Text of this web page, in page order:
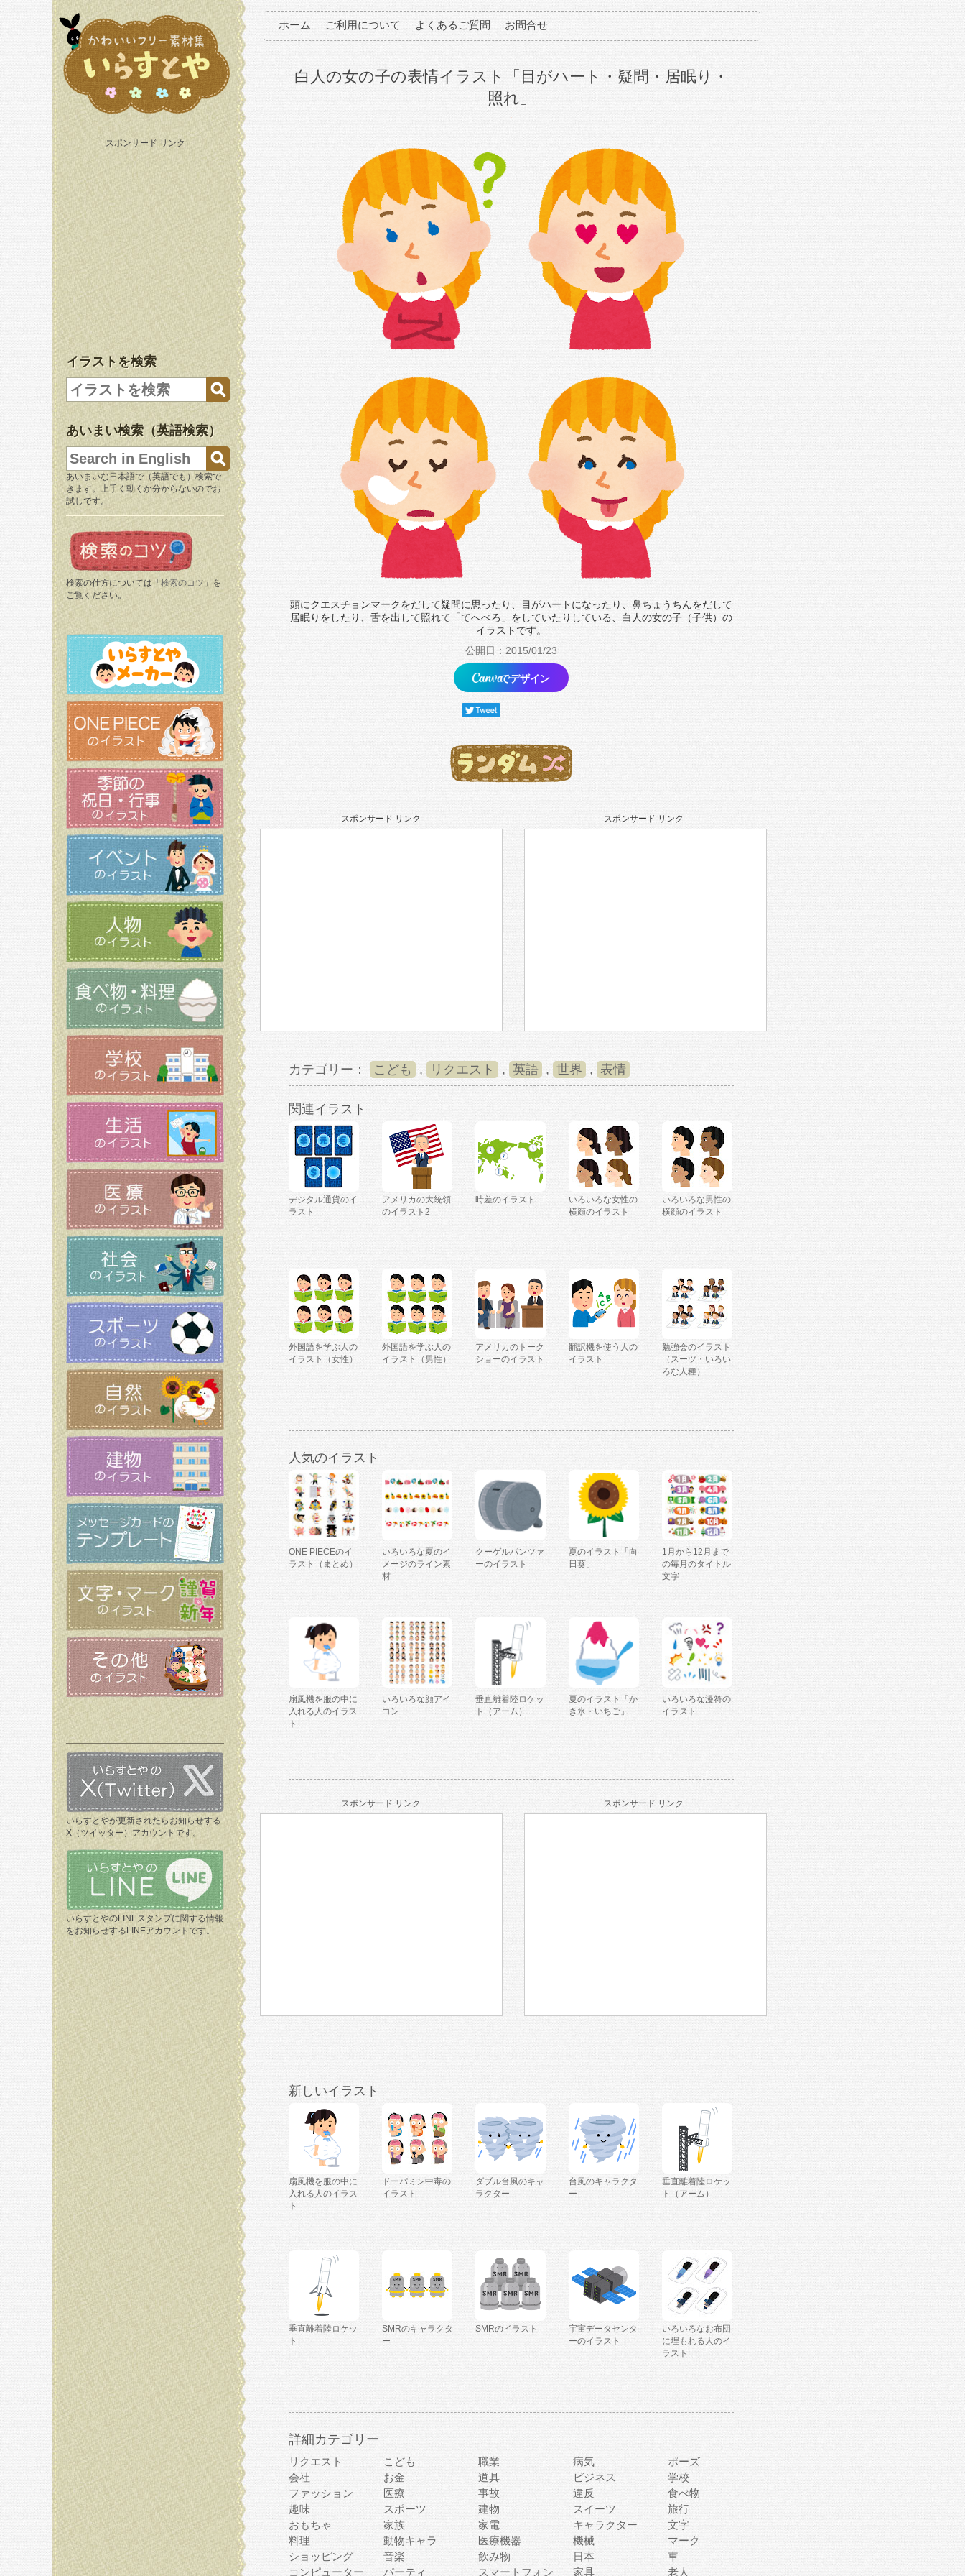
スポンサード リンク
イラストを検索
あいまい検索（英語検索）
あいまいな日本語で（英語でも）検索で
きます。上手く動くか分からないのでお
試しです。
検索の仕方については「 検索のコツ 」を
ご覧ください。
いらすとやが更新されたらお知らせする
X（ツイッター）アカウントです。
いらすとやのLINEスタンプに関する情報
をお知らせするLINEアカウントです。
ホーム ご利用について よくあるご質問 お問合せ
白人の女の子の表情イラスト「目がハート・疑問・居眠り・
照れ」
頭にクエスチョンマークをだして疑問に思ったり、目がハートになったり、鼻ちょうちんをだして
居眠りをしたり、舌を出して照れて「てへぺろ」をしていたりしている、白人の女の子（子供）の
イラストです。
公開日：2015/01/23
でデザイン
スポンサード リンク スポンサード リンク
カテゴリー： こども , リクエスト , 英語 , 世界 , 表情
関連イラスト
デジタル通貨のイ
ラスト
アメリカの大統領
のイラスト2
時差のイラスト
いろいろな女性の
横顔のイラスト
いろいろな男性の
横顔のイラスト
外国語を学ぶ人の
イラスト（女性）
外国語を学ぶ人の
イラスト（男性）
アメリカのトーク
ショーのイラスト
翻訳機を使う人の
イラスト
勉強会のイラスト
（スーツ・いろい
ろな人種）
人気のイラスト
ONE PIECEのイ
ラスト（まとめ）
いろいろな夏のイ
メージのライン素
材
クーゲルパンツァ
ーのイラスト
夏のイラスト「向
日葵」
1月から12月まで
の毎月のタイトル
文字
扇風機を服の中に
入れる人のイラス
ト
いろいろな顔アイ
コン
垂直離着陸ロケッ
ト（アーム）
夏のイラスト「か
き氷・いちご」
いろいろな漫符の
イラスト
スポンサード リンク スポンサード リンク
新しいイラスト
扇風機を服の中に
入れる人のイラス
ト
ドーパミン中毒の
イラスト
ダブル台風のキャ
ラクター
台風のキャラクタ
ー
垂直離着陸ロケッ
ト（アーム）
垂直離着陸ロケッ
ト
SMRのキャラクタ
ー
SMRのイラスト
宇宙データセンタ
ーのイラスト
いろいろなお布団
に埋もれる人のイ
ラスト
詳細カテゴリー
リクエスト こども 職業 病気
ポーズ
会社
お金 道具 ビジネス
学校
ファッション
医療 事故 違反
食べ物
趣味
スポーツ 建物 スイーツ
旅行
おもちゃ
家族 家電 キャラクター
文字
料理
動物キャラ 医療機器 機械
マーク
ショッピング
音楽 飲み物 日本
車
コンピューター
パーティ スマートフォン 家具 老人